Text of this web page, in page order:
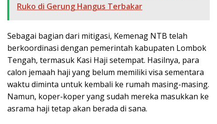
Ruko di Gerung Hangus Terbakar
Sebagai bagian dari mitigasi, Kemenag NTB telah
berkoordinasi dengan pemerintah kabupaten Lombok
Tengah, termasuk Kasi Haji setempat. Hasilnya, para
calon jemaah haji yang belum memiliki visa sementara
waktu diminta untuk kembali ke rumah masing-masing.
Namun, koper-koper yang sudah mereka masukkan ke
asrama haji tetap akan berada di sana.